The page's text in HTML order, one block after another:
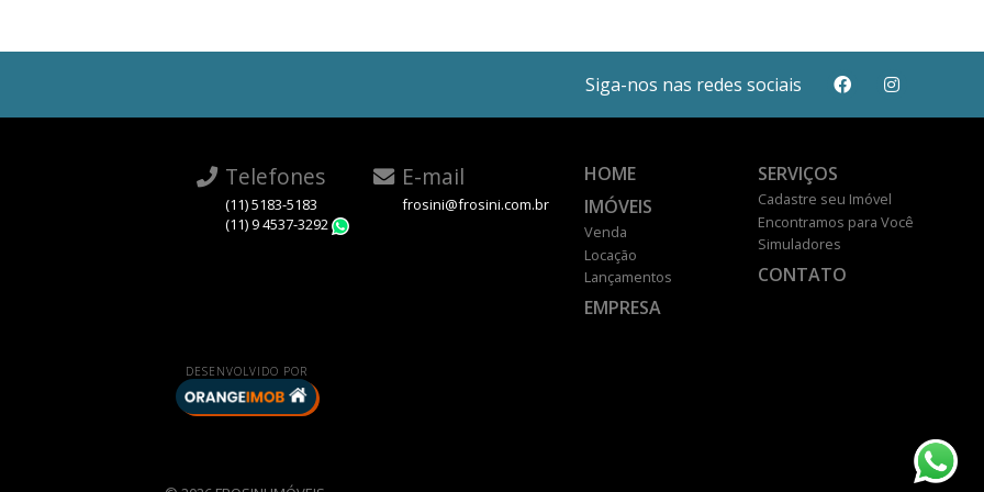
Siga-nos nas redes sociais
Telefones
(11) 5183-5183
(11) 9 4537-3292
E-mail
frosini@frosini.com.br
HOME
IMÓVEIS
Venda
Locação
Lançamentos
EMPRESA
SERVIÇOS
Cadastre seu Imóvel
Encontramos para Você
Simuladores
CONTATO
DESENVOLVIDO POR